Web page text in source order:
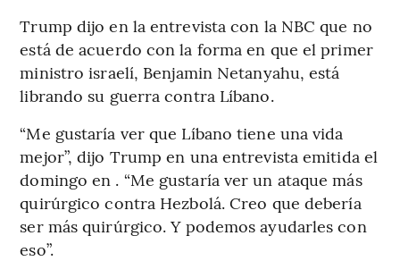
Trump dijo en la entrevista con la NBC que no
está de acuerdo con la forma en que el primer
ministro israelí, Benjamin Netanyahu, está
librando su guerra contra Líbano.
“Me gustaría ver que Líbano tiene una vida
mejor”, dijo Trump en una entrevista emitida el
domingo en . “Me gustaría ver un ataque más
quirúrgico contra Hezbolá. Creo que debería
ser más quirúrgico. Y podemos ayudarles con
eso”.